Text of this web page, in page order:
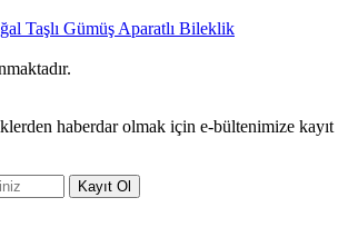
Taşlı Gümüş Aparatlı Bileklik
haberdar olmak için e-bültenimize kayıt
Kayıt Ol